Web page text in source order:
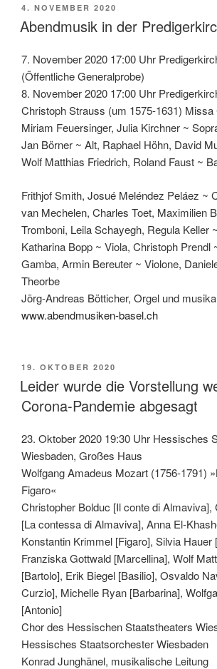
VERÖFFENTLICHT
AM
4. NOVEMBER 2020
Abendmusik in der
7. November 2020 17:00 Uhr
(Öffentliche Generalprobe)
8. November 2020 17:00 Uhr
Christoph Strauss (um 1575-1631)
Miriam Feuersinger, Julia Kirchner ~
Jan Börner ~ Alt, Raphael Höhn, David
Wolf Matthias Friedrich, Roland Faust ~
Frithjof Smith, Josué Meléndez Peláez ~
van Mechelen, Charles Toet, Maximilien
Tromboni, Leila Schayegh, Regula Keller
Katharina Bopp ~ Viola, Christoph Prendl
Gamba, Armin Bereuter ~ Violone,
Theorbe
Jörg-Andreas Bötticher, Orgel und
www.abendmusiken-basel.ch
VERÖFFENTLICHT
AM
19. OKTOBER 2020
Leider wurde die Vorstellung
Corona-Pandemie abgesagt
23. Oktober 2020 19:30 Uhr Hessisches
Wiesbaden, Großes Haus
Wolfgang Amadeus Mozart (1756-1791)
Figaro«
Christopher Bolduc [Il conte di Almaviva],
[La contessa di Almaviva], Anna El-
Konstantin Krimmel [Figaro], Silvia Hauer
Franziska Gottwald [Marcellina], Wolf
[Bartolo], Erik Biegel [Basilio], Osvaldo
Curzio], Michelle Ryan [Barbarina],
[Antonio]
Chor des Hessischen Staatstheaters
Hessisches Staatsorchester Wiesbaden
Konrad Junghänel, musikalische Leitung